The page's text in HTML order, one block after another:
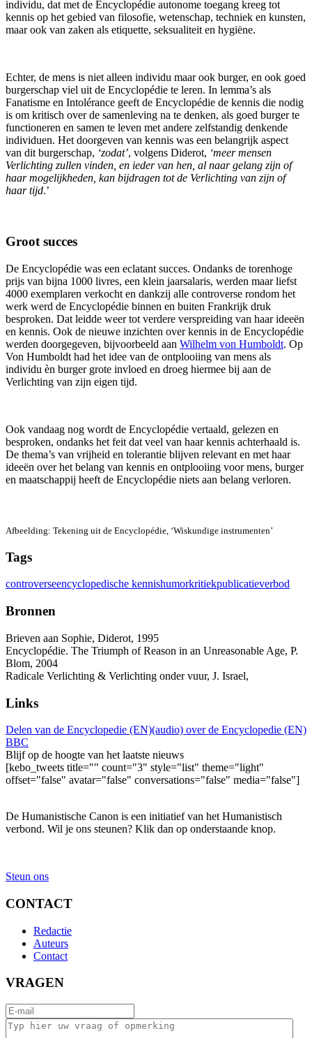
individu, dat met de Encyclopédie autonome toegang kreeg tot
kennis op het gebied van filosofie, wetenschap, techniek en kunsten,
maar ook van zaken als etiquette, seksualiteit en hygiëne.
Echter, de mens is niet alleen individu maar ook burger, en ook goed
burgerschap viel uit de Encyclopédie te leren. In lemma’s als
Fanatisme en Intolérance geeft de Encyclopédie de kennis die nodig
is om kritisch over de samenleving na te denken, als goed burger te
functioneren en samen te leven met andere zelfstandig denkende
individuen. Het doorgeven van kennis was een belangrijk aspect
van dit burgerschap, ‘zodat’, volgens Diderot, ‘meer mensen
Verlichting zullen vinden, en ieder van hen, al naar gelang zijn of
haar mogelijkheden, kan bijdragen tot de Verlichting van zijn of
haar tijd.’
Groot succes
De Encyclopédie was een eclatant succes. Ondanks de torenhoge
prijs van bijna 1000 livres, een klein jaarsalaris, werden maar liefst
4000 exemplaren verkocht en dankzij alle controverse rondom het
werk werd de Encyclopédie binnen en buiten Frankrijk druk
besproken. Dat leidde weer tot verdere verspreiding van haar ideeën
en kennis. Ook de nieuwe inzichten over kennis in de Encyclopédie
werden doorgegeven, bijvoorbeeld aan Wilhelm von Humboldt. Op
Von Humboldt had het idee van de ontplooiing van mens als
individu èn burger grote invloed en droeg hiermee bij aan de
Verlichting van zijn eigen tijd.
Ook vandaag nog wordt de Encyclopédie vertaald, gelezen en
besproken, ondanks het feit dat veel van haar kennis achterhaald is.
De thema’s van vrijheid en tolerantie blijven relevant en met haar
ideeën over het belang van kennis en ontplooiing voor mens, burger
en maatschappij heeft de Encyclopédie niets aan belang verloren.
Afbeelding: Tekening uit de Encyclopédie, ‘Wiskundige instrumenten’
Tags
controverseencyclopedische kennishumorkritiekpublicatieverbod
Bronnen
Brieven aan Sophie, Diderot, 1995
Encyclopédie. The Triumph of Reason in an Unreasonable Age, P.
Blom, 2004
Radicale Verlichting & Verlichting onder vuur, J. Israel,
Links
Delen van de Encyclopedie (EN)(audio) over de Encyclopedie (EN)
BBC
Blijf op de hoogte van het laatste nieuws
[kebo_tweets title="" count="3" style="list" theme="light"
offset="false" avatar="false" conversations="false" media="false"]
De Humanistische Canon is een initiatief van het Humanistisch
verbond. Wil je ons steunen? Klik dan op onderstaande knop.
Steun ons
CONTACT
Redactie
Auteurs
Contact
VRAGEN